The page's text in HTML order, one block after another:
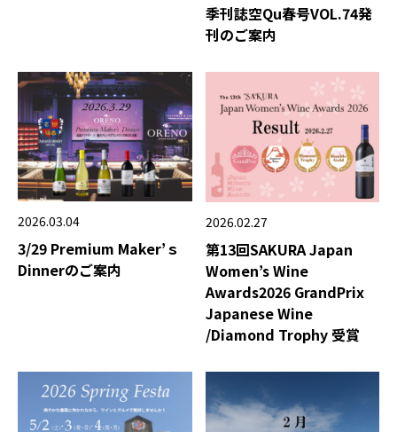
季刊誌空Qu春号VOL.74発
刊のご案内
2026.03.04
3/29 Premium Maker’ｓ
Dinnerのご案内
2026.02.27
第13回SAKURA Japan
Women’s Wine
Awards2026 GrandPrix
Japanese Wine
/Diamond Trophy 受賞